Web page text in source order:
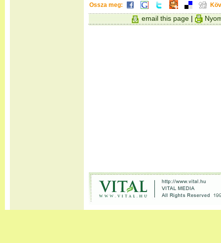
Ossza meg:
email this page |